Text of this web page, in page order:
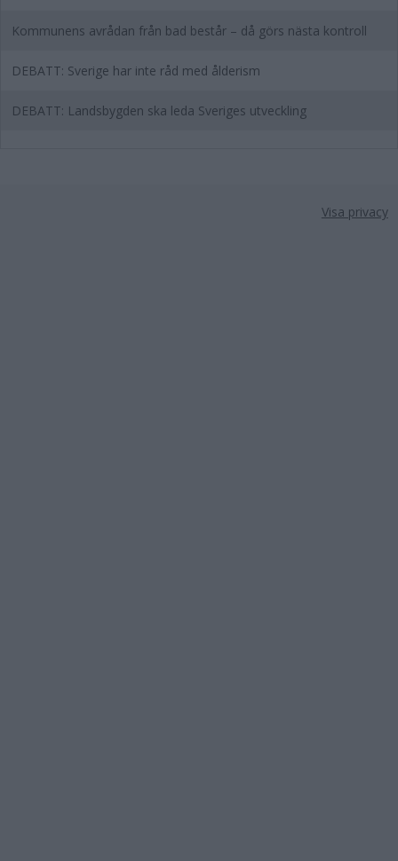
Kommunens avrådan från bad består – då görs nästa kontroll
DEBATT: Sverige har inte råd med ålderism
DEBATT: Landsbygden ska leda Sveriges utveckling
Visa privacy